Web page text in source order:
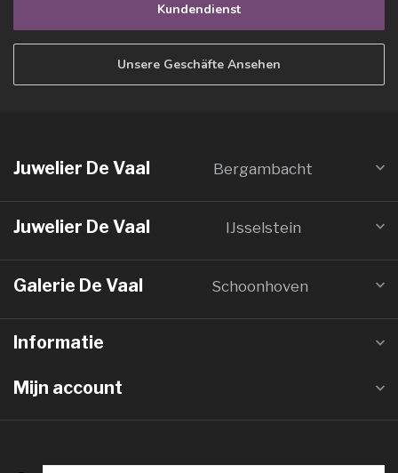
Kundendienst
Unsere Geschäfte Ansehen
Juwelier De Vaal Bergambacht
Juwelier De Vaal IJsselstein
Galerie De Vaal Schoonhoven
Informatie
Mijn account